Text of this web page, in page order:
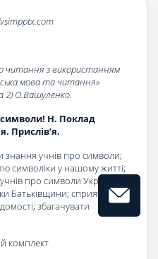
читання з використанням
мова та читання»
2) О.Вашуленко.
Н. Поклад
Прислів’я.
знання учнів про символи;
символіки у нашому житті;
про символи України;
Батьківщини; сприяти
збагачувати
комплект